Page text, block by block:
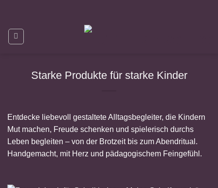
springen
Starke Produkte für starke Kinder
Entdecke liebevoll gestaltete Alltagsbegleiter, die Kindern
Mut machen, Freude schenken und spielerisch durchs
Leben begleiten – von der Brotzeit bis zum Abendritual.
Handgemacht, mit Herz und pädagogischem Feingefühl.